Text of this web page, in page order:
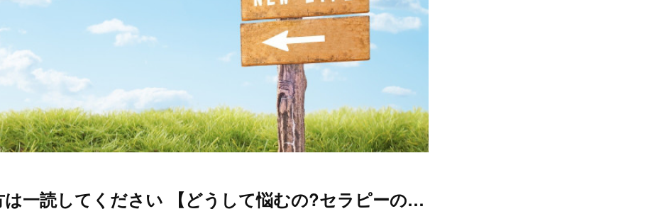
は一読してください 【どうして悩むの?セラピーの…